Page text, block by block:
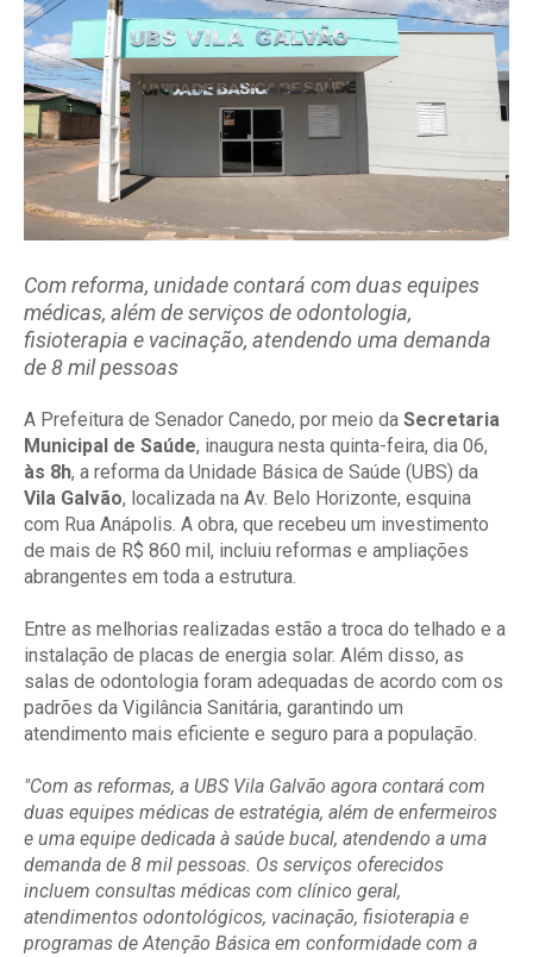
Com reforma, unidade contará com duas equipes
médicas, além de serviços de odontologia,
fisioterapia e vacinação, atendendo uma demanda
de 8 mil pessoas
A Prefeitura de Senador Canedo, por meio da Secretaria
Municipal de Saúde, inaugura nesta quinta-feira, dia 06,
às 8h, a reforma da Unidade Básica de Saúde (UBS) da
Vila Galvão, localizada na Av. Belo Horizonte, esquina
com Rua Anápolis. A obra, que recebeu um investimento
de mais de R$ 860 mil, incluiu reformas e ampliações
abrangentes em toda a estrutura.
Entre as melhorias realizadas estão a troca do telhado e a
instalação de placas de energia solar. Além disso, as
salas de odontologia foram adequadas de acordo com os
padrões da Vigilância Sanitária, garantindo um
atendimento mais eficiente e seguro para a população.
"Com as reformas, a UBS Vila Galvão agora contará com
duas equipes médicas de estratégia, além de enfermeiros
e uma equipe dedicada à saúde bucal, atendendo a uma
demanda de 8 mil pessoas. Os serviços oferecidos
incluem consultas médicas com clínico geral,
atendimentos odontológicos, vacinação, fisioterapia e
programas de Atenção Básica em conformidade com a